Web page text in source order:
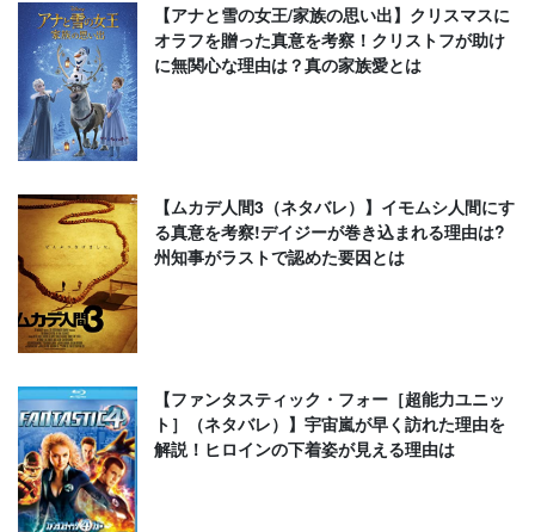
【アナと雪の女王/家族の思い出】クリスマスに
オラフを贈った真意を考察！クリストフが助け
に無関心な理由は？真の家族愛とは
【ムカデ人間3（ネタバレ）】イモムシ人間にす
る真意を考察!デイジーが巻き込まれる理由は?
州知事がラストで認めた要因とは
【ファンタスティック・フォー［超能力ユニッ
ト］（ネタバレ）】宇宙嵐が早く訪れた理由を
解説！ヒロインの下着姿が見える理由は